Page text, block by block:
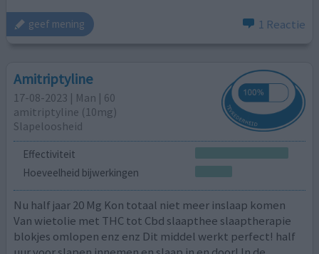
geef mening 1 Reactie
Amitriptyline
17-08-2023 | Man | 60
amitriptyline (10mg)
Slapeloosheid
Effectiviteit
Hoeveelheid bijwerkingen
Nu half jaar 20 Mg Kon totaal niet meer inslaap komen
Van wietolie met THC tot Cbd slaapthee slaaptherapie
blokjes omlopen enz enz Dit middel werkt perfect! half